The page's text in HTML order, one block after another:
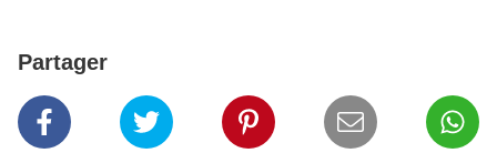
Partager